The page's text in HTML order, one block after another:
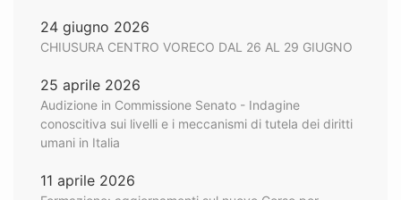
24 giugno 2026
CHIUSURA CENTRO VORECO DAL 26 AL 29 GIUGNO
25 aprile 2026
Audizione in Commissione Senato - Indagine
conoscitiva sui livelli e i meccanismi di tutela dei diritti
umani in Italia
11 aprile 2026